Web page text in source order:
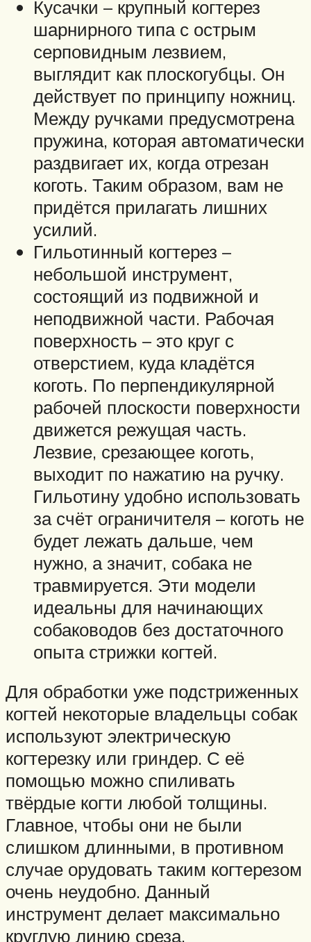
Кусачки – крупный когтерез
шарнирного типа с острым
серповидным лезвием,
выглядит как плоскогубцы. Он
действует по принципу ножниц.
Между ручками предусмотрена
пружина, которая автоматически
раздвигает их, когда отрезан
коготь. Таким образом, вам не
придётся прилагать лишних
усилий.
Гильотинный когтерез –
небольшой инструмент,
состоящий из подвижной и
неподвижной части. Рабочая
поверхность – это круг с
отверстием, куда кладётся
коготь. По перпендикулярной
рабочей плоскости поверхности
движется режущая часть.
Лезвие, срезающее коготь,
выходит по нажатию на ручку.
Гильотину удобно использовать
за счёт ограничителя – коготь не
будет лежать дальше, чем
нужно, а значит, собака не
травмируется. Эти модели
идеальны для начинающих
собаководов без достаточного
опыта стрижки когтей.
Для обработки уже подстриженных
когтей некоторые владельцы собак
используют электрическую
когтерезку или гриндер. С её
помощью можно спиливать
твёрдые когти любой толщины.
Главное, чтобы они не были
слишком длинными, в противном
случае орудовать таким когтерезом
очень неудобно. Данный
инструмент делает максимально
круглую линию среза.